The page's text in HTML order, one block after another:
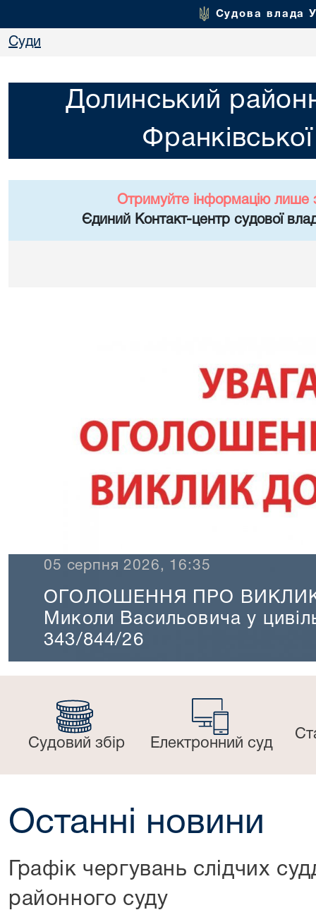
Судова влада
Суди
Долинський
Отримуйте інформацію лише
Єдиний Контакт-центр судової
05 серпня 2026, 16:35
ОГОЛОШЕННЯ ПРО ВИКЛИК
Миколи Васильовича у
343/844/26
Судовий збір Електронний суд
Останні новини
Графік чергувань слідчих
районного суду